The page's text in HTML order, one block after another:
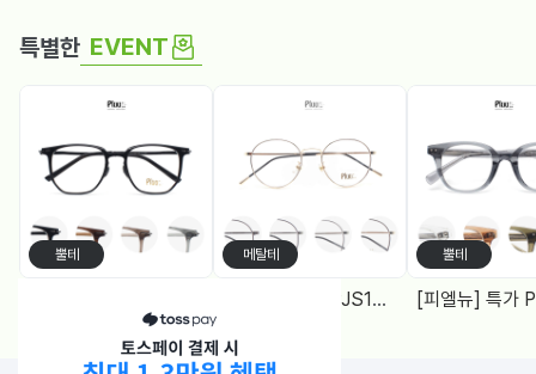
특별한 EVENT
뿔테 메탈테
[피엘유] 특가 PJS1988 (50) 메탈원형, 블루라이트 차단렌즈 2Color
뿔테